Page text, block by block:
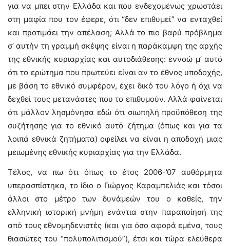
για να μπει στην Ελλάδα και που ενδεχομένως χρωστάει
στη μαφία που τον έφερε, ότι “δεν επιθυμεί” να ενταχθεί
και προτιμάει την απέλαση; Αλλά το πιο βαρύ πρόβλημα
σ’ αυτήν τη γραμμή σκέψης είναι η παράκαμψη της αρχής
της εθνικής κυριαρχίας και αυτοδιάθεσης: εννοώ μ’ αυτό
ότι το ερώτημα που πρωτεύει είναι αν το έθνος υποδοχής,
με βάση το εθνικό συμφέρον, έχει δικό του λόγο ή όχι να
δεχθεί τους μετανάστες που το επιθυμούν. Αλλά φαίνεται
ότι μάλλον λησμόνησα εδώ ότι σιωπηλή προϋπόθεση της
συζήτησης για το εθνικό αυτό ζήτημα (όπως και για τα
λοιπά εθνικά ζητήματα) οφείλει να είναι η αποδοχή μιας
μειωμένης εθνικής κυριαρχίας για την Ελλάδα.
Τέλος, να πω ότι όπως το έτος 2006-’07 αυθόρμητα
υπερασπίστηκα, το ίδιο ο Γιώργος Καραμπελιάς και τόσοι
άλλοι στο μέτρο των δυνάμεών του ο καθείς, την
ελληνική ιστορική μνήμη ενάντια στην παραποίησή της
από τους εθνομηδενιστές (και για όσο αφορά εμένα, τους
θιασώτες του “πολυπολιτισμού”), έτσι και τώρα ελεύθερα